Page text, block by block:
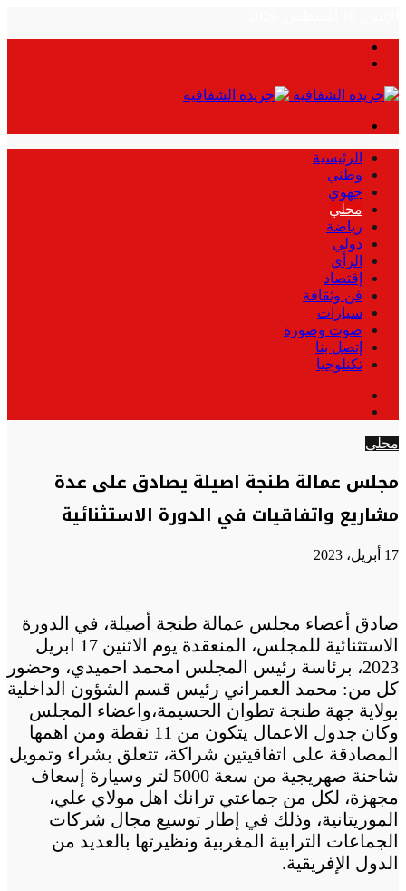
الرئيسية
وطني
جهوي
محلي
رياضة
دولي
الرأي
إقتصاد
فن وثقافة
سيارات
صوت وصورة
إتصل بنا
تكنلوجيا
محلي
مجلس عمالة طنجة اصيلة يصادق على عدة
مشاريع واتفاقيات في الدورة الاستثنائية
17 أبريل، 2023
صادق أعضاء مجلس عمالة طنجة أصيلة، في الدورة
الاستثنائية للمجلس، المنعقدة يوم الاثنين 17 ابريل
2023، برئاسة رئيس المجلس امحمد احميدي، وحضور
كل من: محمد العمراني رئيس قسم الشؤون الداخلية
بولاية جهة طنجة تطوان الحسيمة،واعضاء المجلس
وكان جدول الاعمال يتكون من 11 نقطة ومن اهمها
المصادقة على اتفاقيتين شراكة، تتعلق بشراء وتمويل
شاحنة صهريجية من سعة 5000 لتر وسيارة إسعاف
مجهزة، لكل من جماعتي ترانك اهل مولاي علي،
الموريتانية، وذلك في إطار توسيع مجال شركات
الجماعات الترابية المغربية ونظيرتها بالعديد من
الدول الإفريقية.